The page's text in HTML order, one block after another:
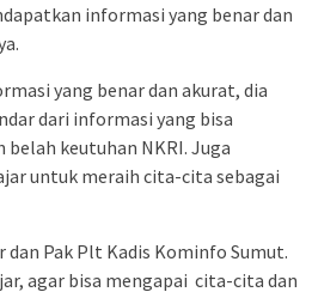
informasi yang benar dan
yang benar dan akurat, dia
dari informasi yang bisa
belah keutuhan NKRI. Juga
untuk meraih cita-cita sebagai
dan Pak Plt Kadis Kominfo Sumut.
agar bisa mengapai cita-cita dan